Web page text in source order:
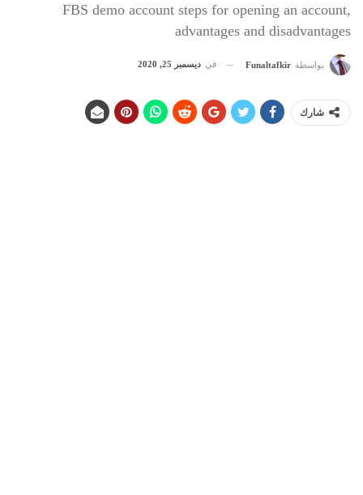
FBS demo account steps for opening an account,
advantages and disadvantages
بواسطة Funaltafkir في ديسمبر 25, 2020
شارك